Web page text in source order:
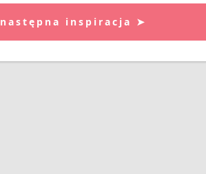
następna inspiracja ➤